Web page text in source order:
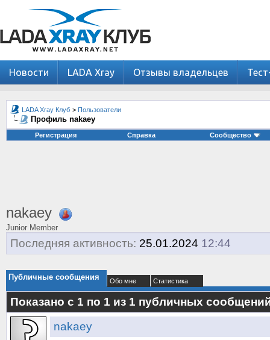
Новости LADA Xray Отзывы владельцев
LADA Xray Клуб > Пользователи
Профиль nakaey
Регистрация Справка Сообщество
nakaey
Junior Member
Последняя активность: 25.01.2024 12:44
Публичные сообщения Обо мне Статистика
Показано с 1 по 1 из 1 публичных
nakaey